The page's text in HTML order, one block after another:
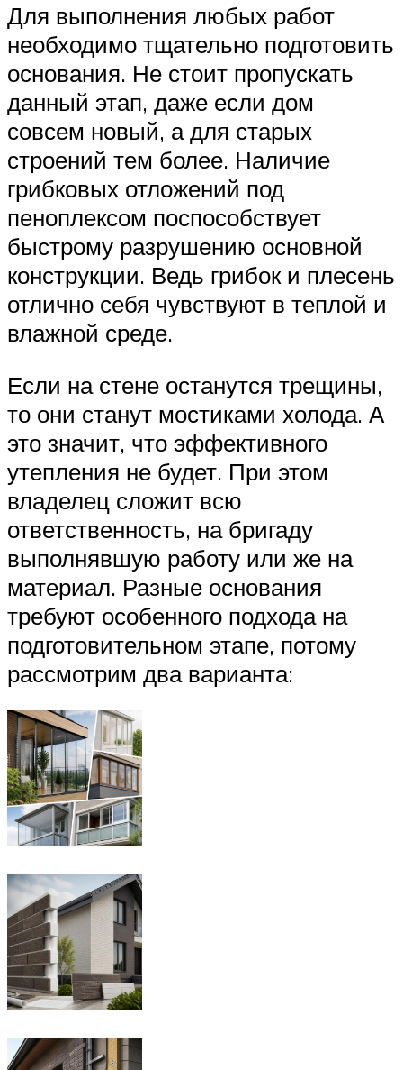
Для выполнения любых работ
необходимо тщательно подготовить
основания. Не стоит пропускать
данный этап, даже если дом
совсем новый, а для старых
строений тем более. Наличие
грибковых отложений под
пеноплексом поспособствует
быстрому разрушению основной
конструкции. Ведь грибок и плесень
отлично себя чувствуют в теплой и
влажной среде.
Если на стене останутся трещины,
то они станут мостиками холода. А
это значит, что эффективного
утепления не будет. При этом
владелец сложит всю
ответственность, на бригаду
выполнявшую работу или же на
материал. Разные основания
требуют особенного подхода на
подготовительном этапе, потому
рассмотрим два варианта: